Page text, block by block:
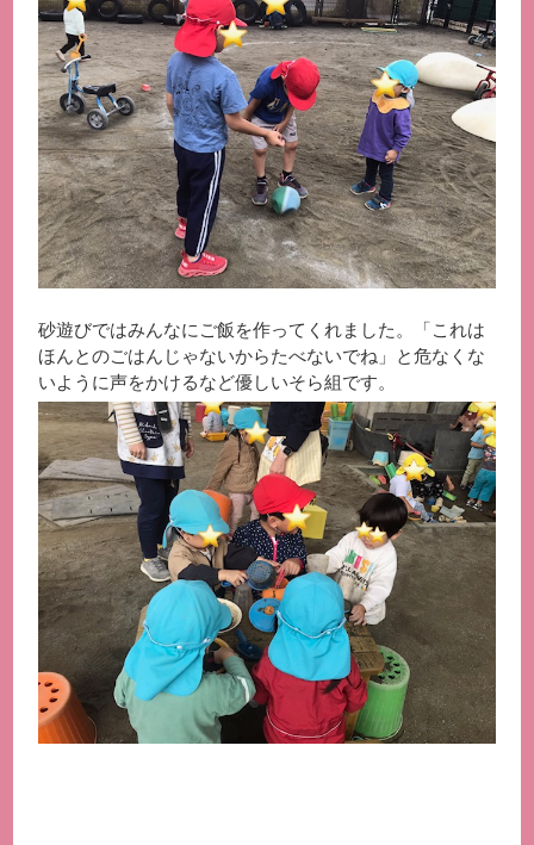
砂遊びではみんなにご飯を作ってくれました。「これは
ほんとのごはんじゃないからたべないでね」と危なくな
いように声をかけるなど優しいそら組です。